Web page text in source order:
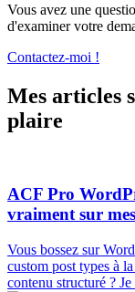
Vous avez une
d'examiner votre
Contactez-moi !
Mes articles
plaire
ACF Pro
vraiment sur
Vous bossez sur
custom post types à
contenu structuré ?